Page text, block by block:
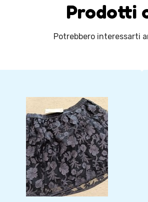
Prodotti
Potrebbero interessarti